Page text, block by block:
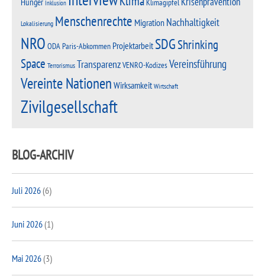
Inklusion Klimagipfel
Lokalisierung Menschenrechte Migration Nachhaltigkeit
NRO ODAParis-Abkommen ProjektarbeitSDGShrinking
Space TerrorismusTransparenzVENRO-KodizesVereinsführung
Vereinte Nationen Wirksamkeit Wirtschaft
Zivilgesellschaft
BLOG-ARCHIV
Juli 2026(6)
Juni 2026(1)
Mai 2026(3)